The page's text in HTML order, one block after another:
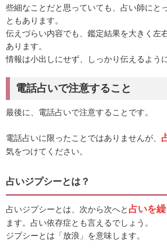
些細なことだと思っていても、占い師にと
ともあります。
伝えづらい内容でも、鑑定結果を大きく左
あります。
情報は小出しにせず、しっかり伝えるよう
電話占いで注意すること
最後に、電話占いで注意することです。
電話占いに限ったことではありませんが、
気をつけてください。
占いジプシーとは？
占いジプシーとは、次から次へと 占いを
ます。占い依存症とも言えるでしょう。
ジプシーとは「放浪」を意味します。